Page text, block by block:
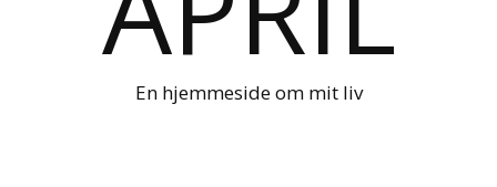
En hjemmeside om mit liv